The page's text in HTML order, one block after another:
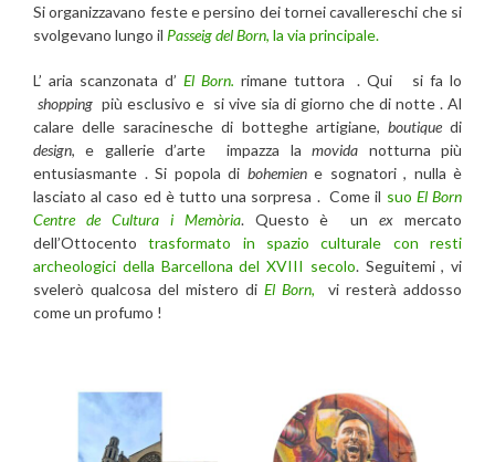
Si organizzavano feste e persino dei tornei cavallereschi che si
svolgevano lungo il Passeig del Born, la via principale.
L’ aria scanzonata d’ El Born. rimane tuttora . Qui si fa lo
shopping più esclusivo e si vive sia di giorno che di notte . Al
calare delle saracinesche di botteghe artigiane, boutiquedi
design, e gallerie d’arte impazza lamovida notturna più
entusiasmante . Si popola di bohemiene sognatori , nulla è
lasciato al caso ed è tutto una sorpresa . Come il suo El Born
Centre de Cultura i Memòria. Questo è unex mercato
dell’Ottocentotrasformato in spazio culturale con resti
archeologici della Barcellona del XVIII secolo. Seguitemi , vi
svelerò qualcosa del mistero di El Born,
vi resterà addosso
come un profumo !